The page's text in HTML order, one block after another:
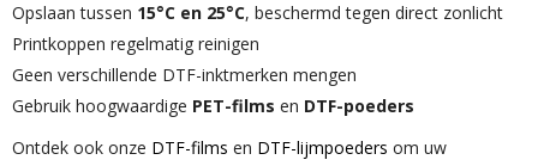
Opslaan tussen 15°C en 25°C, beschermd tegen direct zonlicht
Printkoppen regelmatig reinigen
Geen verschillende DTF-inktmerken mengen
Gebruik hoogwaardige PET-films en DTF-poeders
Ontdek ook onze DTF-films en DTF-lijmpoeders om uw